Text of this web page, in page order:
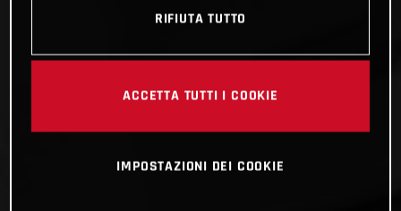
RIFIUTA TUTTO
ACCETTA TUTTI I COOKIE
IMPOSTAZIONI DEI COOKIE